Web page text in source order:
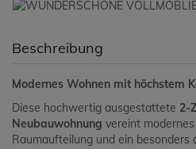
Beschreibung
Modernes Wohnen mit höchstem
Diese hochwertig ausgestattete 2-
Neubauwohnung vereint
Raumaufteilung und ein besonders